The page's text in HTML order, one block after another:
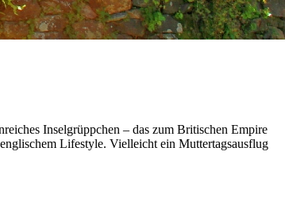
Inselgrüppchen – das zum Britischen Empire
Lifestyle. Vielleicht ein Muttertagsausflug